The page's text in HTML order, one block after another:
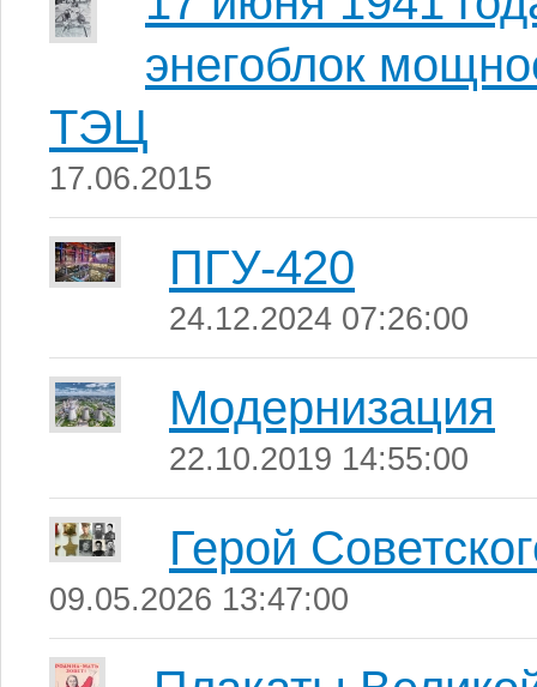
энегоблок
ТЭЦ
17.06.2015
ПГУ-420
24.12.2024 07:26:00
Модернизация
22.10.2019 14:55:00
Герой
09.05.2026 13:47:00